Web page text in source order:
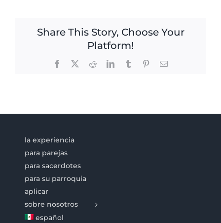
Share This Story, Choose Your
Platform!
Facebook RedditLinkedInTumblr PinterestEmail
la experiencia
para parejas
para sacerdotes
para su parroquia
aplicar
sobre nosotros
español